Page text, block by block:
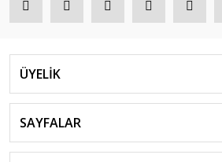
ÜYELİK
SAYFALAR